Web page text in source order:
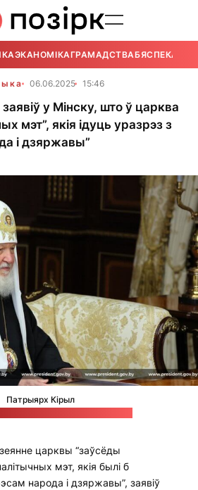
ЭКАНОМІКАГРАМАДСТВАБЯСПЕКА
06.06.2025 15:46
у Мінску, што ў царква
мэт”, якія ідуць уразрэз з
і дзяржавы”
Патрыярх Кірыл
царквы “заўсёды
мэт, якія былі б
народа і дзяржавы”, заявіў